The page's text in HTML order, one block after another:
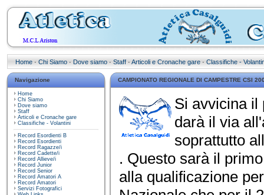
Home · Chi Siamo · Dove siamo · Staff · Articoli e Cronache gare · Classifiche -
Navigazione
Home
Chi Siamo
Dove siamo
Staff
Articoli e Cronache gare
Classifiche - Volantini
Record Esordienti B
Record Esordienti
Record Ragazze/i
Record Cadette/i
Record Allieve/i
Record Junior
Record Senior
Record Amatori A
Record Amatori
Servizi Fotografici
CAMPIONATO REGIONALE DI CAMPESTRE CSI
Si avvicina il
darà il via
soprattutto
. Questo sarà il
alla qualificazione